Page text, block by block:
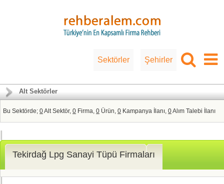
Sektörler Şehirler
Alt Sektörler
Bu Sektörde; 0Alt Sektör, 0 Firma, 0 Ürün, 0 Kampanya İlanı, 0Alım Talebi İlanı
Tekirdağ Lpg Sanayi Tüpü Firmaları